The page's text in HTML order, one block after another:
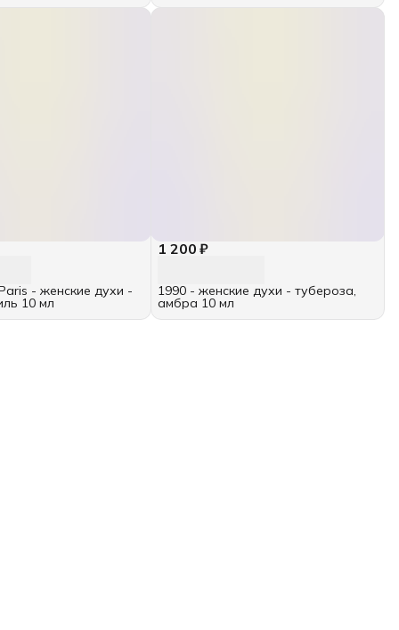
- женские духи -
10 мл
1 200 ₽
1990 - женские духи - тубероза,
амбра 10 мл